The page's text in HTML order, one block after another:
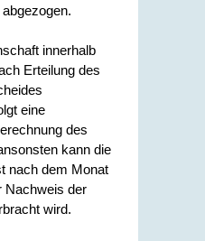
innerhalb
Erteilung des
eine
des
kann die
nach dem Monat
Nachweis der
wird.